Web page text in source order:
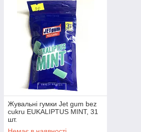
Жувальні гумки Jet gum bez
cukru EUKALIPTUS MINT, 31
шт.